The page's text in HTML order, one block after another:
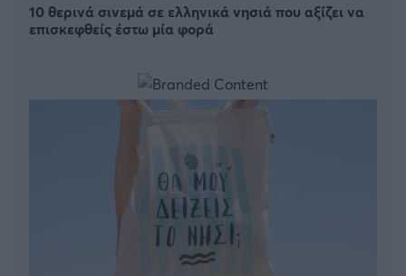
10 θερινά σινεμά σε ελληνικά νησιά που αξίζει να
επισκεφθείς έστω μία φορά